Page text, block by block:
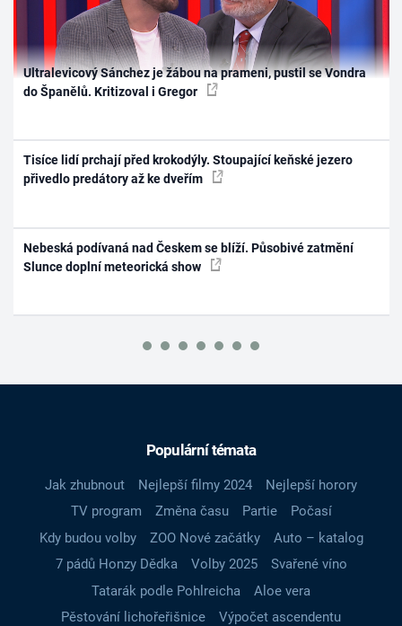
Ultralevicový Sánchez je žábou na prameni, pustil se Vondra
do Španělů. Kritizoval i Gregor
Tisíce lidí prchají před krokodýly. Stoupající keňské jezero
přivedlo predátory až ke dveřím
Nebeská podívaná nad Českem se blíží. Působivé zatmění
Slunce doplní meteorická show
Populární témata
Jak zhubnout Nejlepší filmy 2024
Nejlepší horory
TV program
Změna času Partie
Počasí
Kdy budou volby
ZOO Nové začátky
Auto – katalog
7 pádů Honzy Dědka
Volby 2025
Svařené víno
Tatarák podle Pohlreicha
Aloe vera
Pěstování lichořeřišnice
Výpočet ascendentu